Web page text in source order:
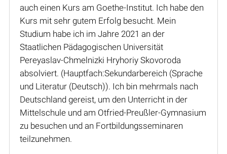
auch einen Kurs am Goethe-Institut. Ich habe den
Kurs mit sehr gutem Erfolg besucht. Mein
Studium habe ich im Jahre 2021 an der
Staatlichen Pädagogischen Universität
Pereyaslav-Chmelnizki Hryhoriy Skovoroda
absolviert. (Hauptfach:Sekundarbereich (Sprache
und Literatur (Deutsch)). Ich bin mehrmals nach
Deutschland gereist, um den Unterricht in der
Mittelschule und am Otfried-Preußler-Gymnasium
zu besuchen und an Fortbildungsseminaren
teilzunehmen.